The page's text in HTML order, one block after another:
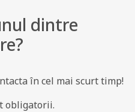
dintre
în cel mai scurt timp!
obligatorii.